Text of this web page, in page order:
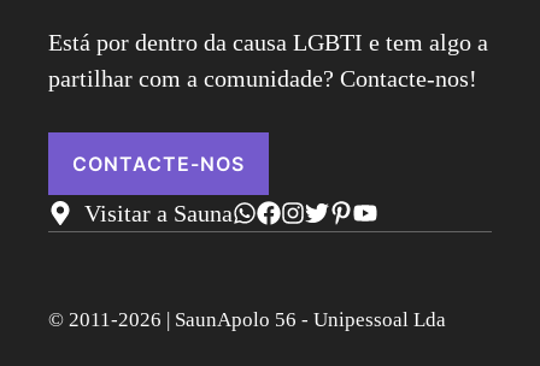
Está por dentro da causa LGBTI e tem algo a
partilhar com a comunidade? Contacte-nos!
CONTACTE-NOS
Visitar a Sauna
© 2011-2026 | SaunApolo 56 - Unipessoal Lda